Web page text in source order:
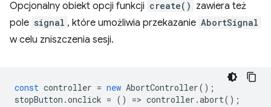
Opcjonalny obiekt opcji funkcji create() zawiera też
pole signal , które umożliwia przekazanie AbortSignal
w celu zniszczenia sesji.
const controller = new AbortController();
stopButton .onclick = () => controller .abort();